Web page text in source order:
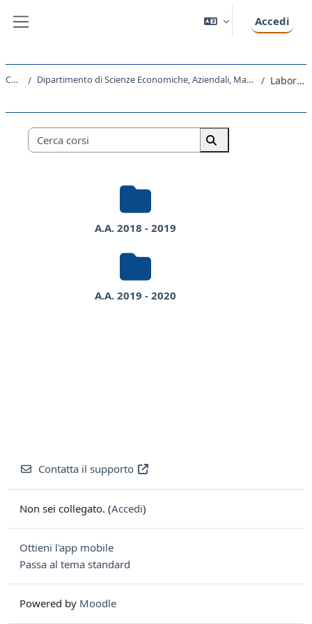
Accedi
Corsi Dipartimento di Scienze Economiche, Aziendali, Matematiche e Statistiche Laboratori
Categorie di corso
Cerca corsi
Cerca corsi
A.A. 2018 - 2019
A.A. 2019 - 2020
Contatta il supporto
Non sei collegato. (Accedi)
Ottieni l'app mobile
Passa al tema standard
Powered by Moodle